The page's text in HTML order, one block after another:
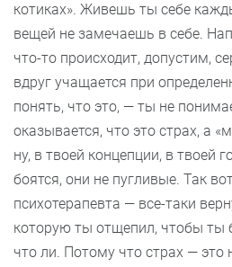
котиках». Живешь ты себе
вещей не замечаешь в себе.
что-то происходит, допустим,
вдруг учащается при
понять, что это, — ты не
оказывается, что это страх, а
ну, в твоей концепции, в твоей
боятся, они не пугливые. Так
психотерапевта — все-таки
которую ты отщепил, чтобы ты
что ли. Потому что страх — это